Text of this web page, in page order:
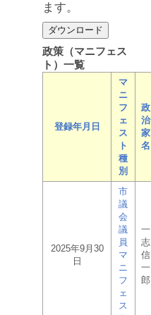
ます。
政策（マニフェス
ト）一覧
登録年月日
マ
ニ
フ
ェ
ス
ト
種
別
政
治
家
名
2025年9月30
日
市
議
会
議
員
マ
ニ
フ
ェ
ス
一
志
信
一
郎